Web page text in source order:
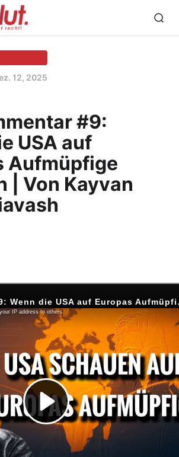
12, 2025
#9:
USA auf
Aufmüpfige
| Von Kayvan